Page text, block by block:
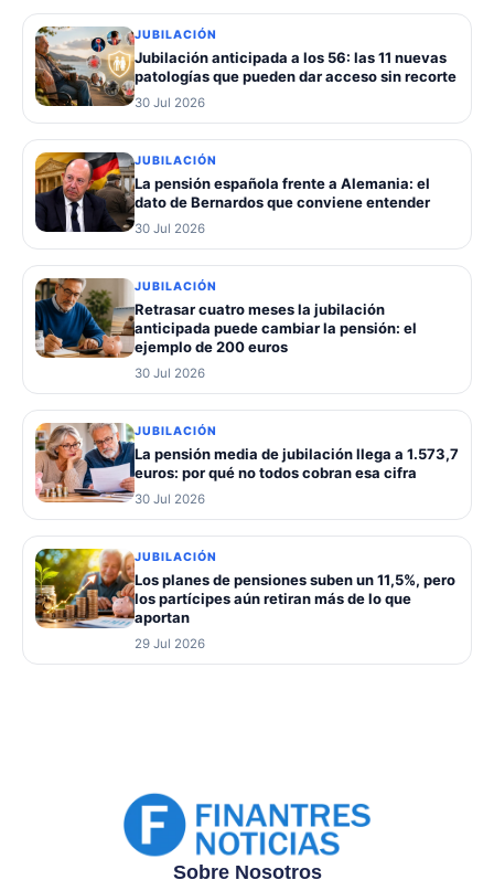
JUBILACIÓN
Jubilación anticipada a los 56: las 11 nuevas
patologías que pueden dar acceso sin recorte
30 Jul 2026
JUBILACIÓN
La pensión española frente a Alemania: el
dato de Bernardos que conviene entender
30 Jul 2026
JUBILACIÓN
Retrasar cuatro meses la jubilación
anticipada puede cambiar la pensión: el
ejemplo de 200 euros
30 Jul 2026
JUBILACIÓN
La pensión media de jubilación llega a 1.573,7
euros: por qué no todos cobran esa cifra
30 Jul 2026
JUBILACIÓN
Los planes de pensiones suben un 11,5%, pero
los partícipes aún retiran más de lo que
aportan
29 Jul 2026
Sobre Nosotros